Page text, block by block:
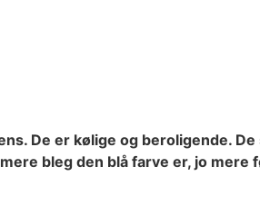
De er kølige og beroligende.
bleg den blå farve er, jo mere